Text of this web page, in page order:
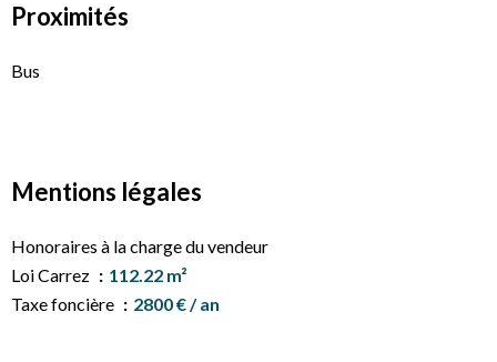
Proximités
Bus
Mentions légales
Honoraires à la charge du vendeur
Loi Carrez
112.22 m²
Taxe foncière
2800 € / an